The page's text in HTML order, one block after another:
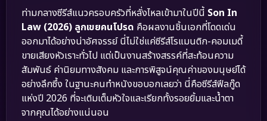
ท่ามกลางซีรีส์แนวครอบครัวที่หลั่งไหลเข้ามาในปีนี้ Son In
Law (2026) ลูกเขยคนโปรด คือผลงานชิ้นเอกที่โดดเด่น
ออกมาได้อย่างน่าอัศจรรย์ นี่ไม่ใช่แค่ซีรีส์โรแมนติก-คอมเมดี้
ขายเสียงหัวเราะทั่วไป แต่เป็นงานสร้างสรรค์ที่สะท้อนความ
สัมพันธ์ ค่านิยมทางสังคม และการพิสูจน์คุณค่าของมนุษย์ได้
อย่างลึกซึ้ง ในฐานะคนทำหนังขอบอกเลยว่า นี่คือซีรีส์ฟีลกู๊ด
แห่งปี 2026 ที่จะเติมเต็มหัวใจและเรียกทั้งรอยยิ้มและน้ำตา
จากคุณได้อย่างแน่นอน